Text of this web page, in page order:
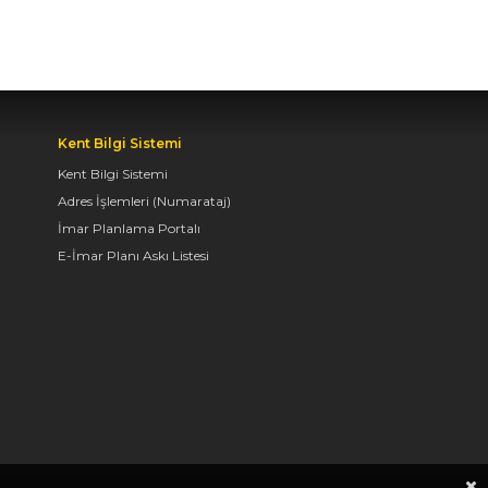
Kent Bilgi Sistemi
Kent Bilgi Sistemi
Adres İşlemleri (Numarataj)
İmar Planlama Portalı
E-İmar Planı Askı Listesi